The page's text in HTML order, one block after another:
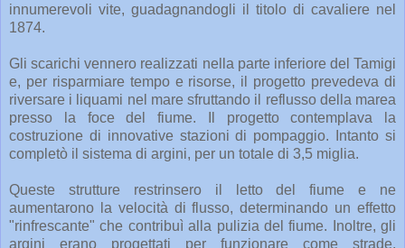
innumerevoli vite, guadagnandogli il titolo di cavaliere nel
1874.
Gli scarichi vennero realizzati nella parte inferiore del Tamigi
e, per risparmiare tempo e risorse, il progetto prevedeva di
riversare i liquami nel mare sfruttando il reflusso della marea
presso la foce del fiume. Il progetto contemplava la
costruzione di innovative stazioni di pompaggio. Intanto si
completò il sistema di argini, per un totale di 3,5 miglia.
Queste strutture restrinsero il letto del fiume e ne
aumentarono la velocità di flusso, determinando un effetto
"rinfrescante" che contribuì alla pulizia del fiume. Inoltre, gli
argini erano progettati per funzionare come strade,